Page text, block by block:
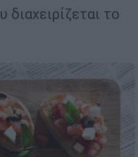
διαχειρίζεται το